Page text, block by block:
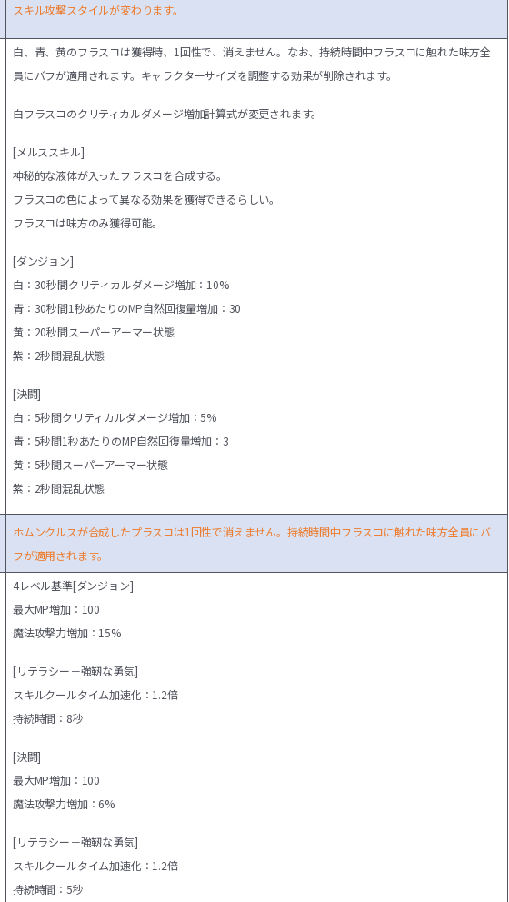
スキル攻撃スタイルが変わります。
白、青、黄のフラスコは獲得時、1回性で、消えません。なお、持続時間中フラスコに触れた味方全
員にバフが適用されます。 キャラクターサイズを調整する効果が削除されます。
白フラスコのクリティカルダメージ増加計算式が変更されます。
[メルススキル]
神秘的な液体が入ったフラスコを合成する。
フラスコの色によって異なる効果を獲得できるらしい。
フラスコは味方のみ獲得可能。
[ダンジョン]
白：30秒間クリティカルダメージ増加：10%
青：30秒間1秒あたりのMP自然回復量増加：30
黄：20秒間スーパーアーマー状態
紫：2秒間混乱状態
[決闘]
白：5秒間クリティカルダメージ増加：5%
青：5秒間1秒あたりのMP自然回復量増加：3
黄：5秒間スーパーアーマー状態
紫：2秒間混乱状態
ホムンクルスが合成したプラスコは1回性で消えません。持続時間中フラスコに触れた味方全員にバ
フが適用されます。
4レベル基準[ダンジョン]
最大MP増加：100
魔法攻撃力増加：15%
[リテラシー－強靭な勇気]
スキルクールタイム加速化：1.2倍
持続時間：8秒
[決闘]
最大MP増加：100
魔法攻撃力増加：6%
[リテラシー－強靭な勇気]
スキルクールタイム加速化：1.2倍
持続時間：5秒